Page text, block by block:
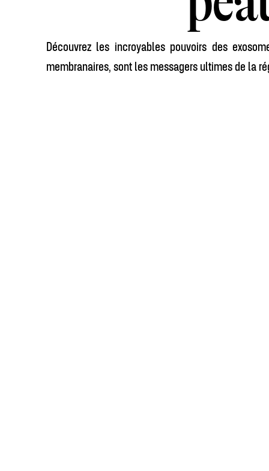
Découvrez les incroyables pouvoirs des
membranaires, sont les messagers ultimes de la